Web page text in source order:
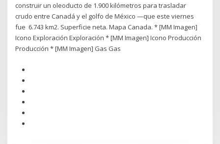
construir un oleoducto de 1.900 kilómetros para trasladar
crudo entre Canadá y el golfo de México —que este viernes
fue 6.743 km2. Superficie neta. Mapa Canada. * [MM Imagen]
Icono Exploración Exploración * [MM Imagen] Icono Producción
Producción * [MM Imagen] Gas Gas